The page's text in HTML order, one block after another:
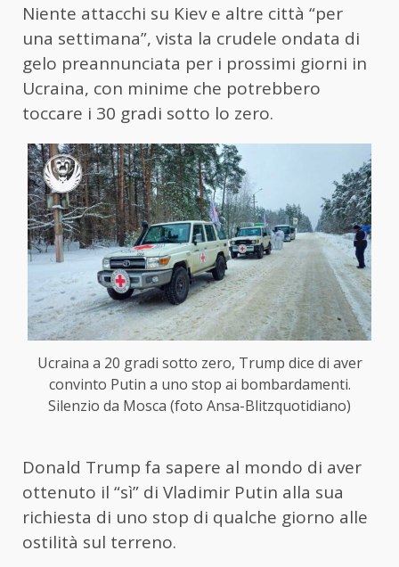
Niente attacchi su Kiev e altre città “per
una settimana”, vista la crudele ondata di
gelo preannunciata per i prossimi giorni in
Ucraina, con minime che potrebbero
toccare i 30 gradi sotto lo zero.
Ucraina a 20 gradi sotto zero, Trump dice di aver
convinto Putin a uno stop ai bombardamenti.
Silenzio da Mosca (foto Ansa-Blitzquotidiano)
Donald Trump fa sapere al mondo di aver
ottenuto il “sì” di Vladimir Putin alla sua
richiesta di uno stop di qualche giorno alle
ostilità sul terreno.